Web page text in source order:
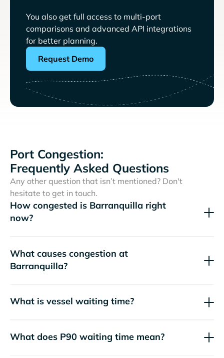
You also get full access to multi-port
comparisons and advanced API integrations
for better planning.
Request Demo
Port Congestion:
Frequently Asked Questions
Any other question that isn’t mentioned? Don't
hesitate to get in touch.
How congested is Barranquilla right
now?
What causes congestion at
Barranquilla?
What is vessel waiting time?
What does P90 waiting time mean?